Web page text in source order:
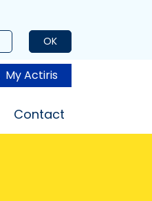
OK
My Actiris
Contact